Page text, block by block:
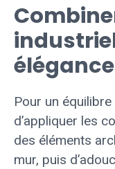
élégance
Pour un
d’appliquer les
des éléments
mur, puis